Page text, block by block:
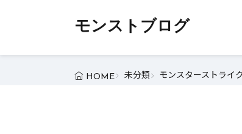
モンストブログ
HOME 未分類 モンスターストライ